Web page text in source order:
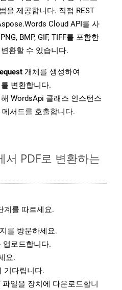
을 제공합니다. 직접 REST
Cloud API를 사
BMP, GIF, TIFF를 포함한
환할 수 있습니다.
개체를 생성하여
변환합니다.
WordsApi 클래스 인스턴스
메서드를 호출합니다.
서 PDF로 변환하는
계를 따르세요.
를 방문하세요.
업로드합니다.
요.
기다립니다.
파일을 장치에 다운로드합니